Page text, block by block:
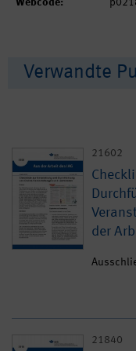
Webcode:
Verwandte
21602
der
21840